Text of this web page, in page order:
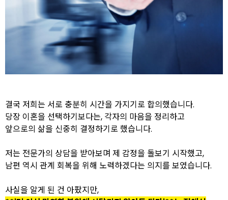
결국 저희는 서로 충분히 시간을 가지기로 합의했습니다.
당장 이혼을 선택하기보다는, 각자의 마음을 정리하고
앞으로의 삶을 신중히 결정하기로 했습니다.
저는 전문가의 상담을 받아보며 제 감정을 돌보기 시작했고,
남편 역시 관계 회복을 위해 노력하겠다는 의지를 보였습니다.
사실을 알게 된 건 아팠지만,